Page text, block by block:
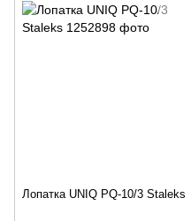
Лопатка UNIQ PQ-10/3 Staleks